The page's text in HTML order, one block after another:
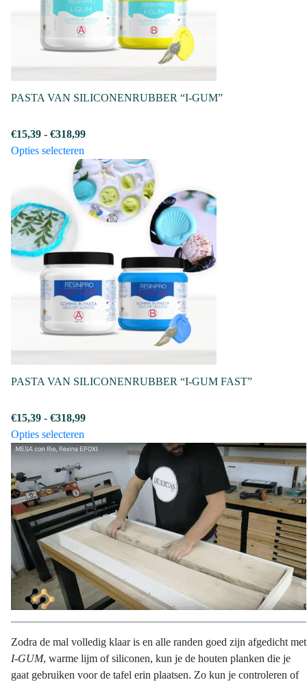
PASTA VAN SILICONENRUBBER “I-GUM”
€15,39 - €318,99Prijsklasse:
tot
€318,99
Opties selecteren
product
heeft
meerdere
variaties.
kan
gekozen
worden
de
PASTA VAN SILICONENRUBBER “I-GUM FAST”
€15,39 - €318,99Prijsklasse:
tot
Opties selecteren
product
meerdere
variaties.
Deze
optie
kan
gekozen
worden
Zodra de mal volledig klaar is en alle randen goed zijn afgedicht met
I-GUM, warme lijm of siliconen, kun je de houten planken die je
gaat gebruiken voor de tafel erin plaatsen. Zo kun je controleren of